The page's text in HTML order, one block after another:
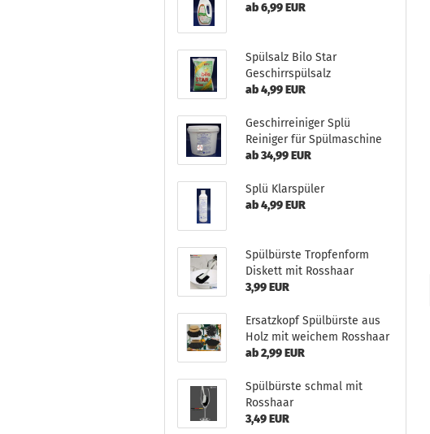
ab 6,99 EUR
Spülsalz Bilo Star
Geschirrspülsalz
ab 4,99 EUR
Geschirreiniger Splü
Reiniger für Spülmaschine
ab 34,99 EUR
Splü Klarspüler
ab 4,99 EUR
Spülbürste Tropfenform
Diskett mit Rosshaar
3,99 EUR
Ersatzkopf Spülbürste aus
Holz mit weichem Rosshaar
ab 2,99 EUR
Spülbürste schmal mit
Rosshaar
3,49 EUR